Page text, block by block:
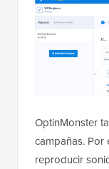
OptinMonster
campañas. Por
reproducir